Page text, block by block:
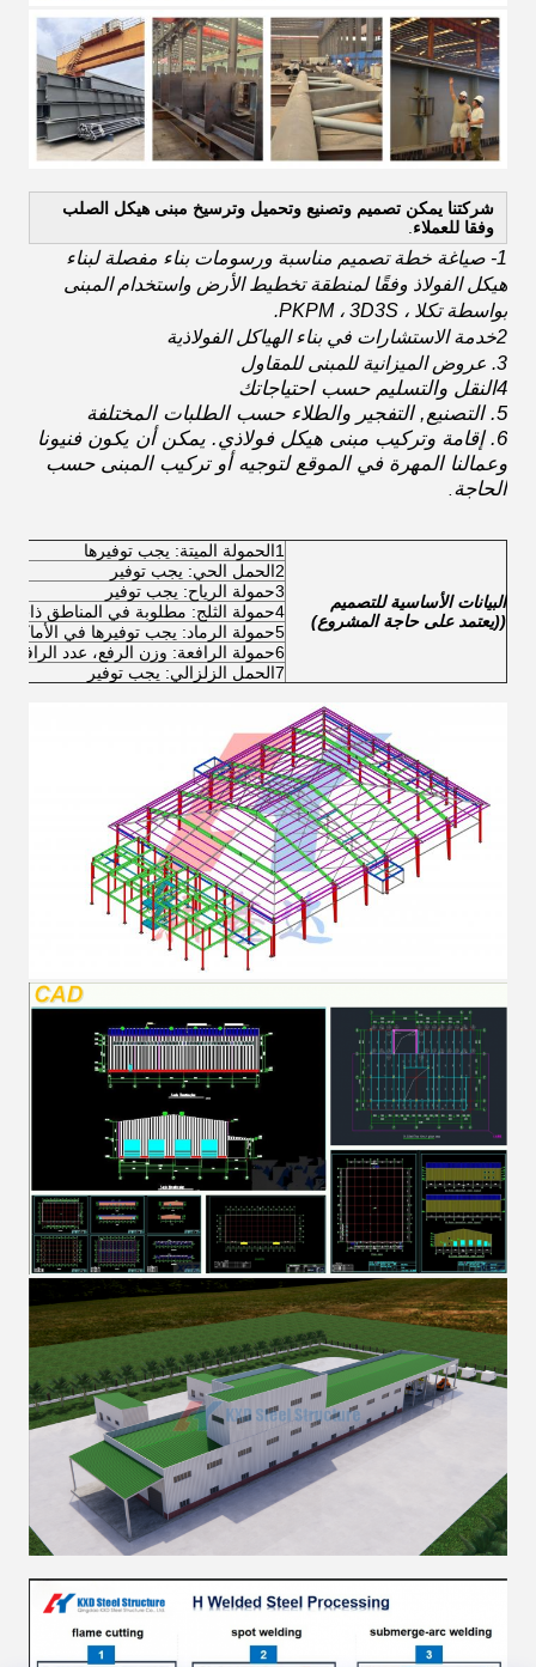
شركتنا يمكن تصميم وتصنيع وتحميل وترسيخ مبنى هيكل الصلب
وفقا للعملاء
1- صياغة خطة تصميم مناسبة ورسومات بناء مفصلة لبناء
هيكل الفولاذ وفقًا لمنطقة تخطيط الأرض واستخدام المبنى
بواسطة تكلا ، PKPM ، 3D3S.
2خدمة الاستشارات في بناء الهياكل الفولاذية
3. عروض الميزانية للمبنى للمقاول
4النقل والتسليم حسب احتياجاتك
5. التصنيع, التفجير والطلاء حسب الطلبات المختلفة
6. إقامة وتركيب مبنى هيكل فولاذي. يمكن أن يكون فنيونا
وعمالنا المهرة في الموقع لتوجيه أو تركيب المبنى حسب
الحاجة
البيانات الأساسية للتصميم
((يعتمد على حاجة المشروع)
1الحمولة الميتة: يجب توفيرها
2الحمل الحي: يجب توفير
3حمولة الرياح: يجب توفير
4حمولة الثلج: مطلوبة في المناطق ذات الثلج
5حمولة الرماد: يجب توفيرها في الأماكن الغبارية (مثل الصحاري ومصانع الأسمنت)
6حمولة الرافعة: وزن الرفع، عدد الرافعات.
7الحمل الزلزالي: يجب توفير